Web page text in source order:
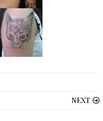
NEXT